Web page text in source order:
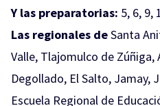
Y las preparatorias: 5, 6, 9,
Las regionales deSanta
Valle, Tlajomulco de
Degollado, El Salto, Jamay,
Escuela Regional de